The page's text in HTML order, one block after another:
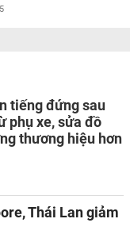
tiếng đứng sau
phụ xe, sửa đồ
thương hiệu hơn
Thái Lan giảm